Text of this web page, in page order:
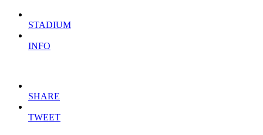
STADIUM
INFO
SHARE
TWEET